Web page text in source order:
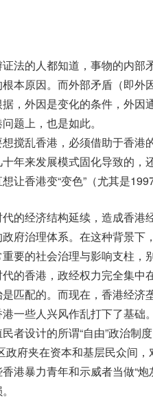
法的人都知道，事物的内部
本原因。而外部矛盾（即外
，外因是变化的条件，外因
题上，也是如此。
搅乱香港，必须借助于香港
年来发展模式固化导致的，
让香港变“变色”（尤其是
的经济结构延续，造成香港
府治理体系。在这种背景下
要的社会治理与影响支柱，
的香港，政经权力完全集中
匹配的。而现在，香港经济
一些人兴风作乱打下了基础。
者设计的所谓“自由”政治制
政府夹在资本和基层民众间
港暴力青年和示威者当做“